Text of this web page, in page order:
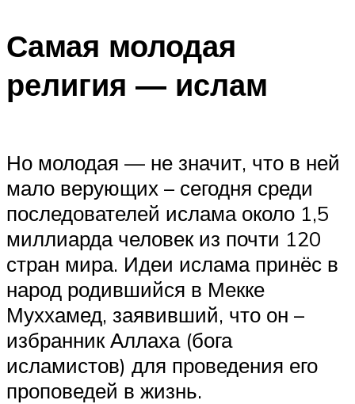
Самая молодая
религия — ислам
Но молодая — не значит, что в ней
мало верующих – сегодня среди
последователей ислама около 1,5
миллиарда человек из почти 120
стран мира. Идеи ислама принёс в
народ родившийся в Мекке
Муххамед, заявивший, что он –
избранник Аллаха (бога
исламистов) для проведения его
проповедей в жизнь.